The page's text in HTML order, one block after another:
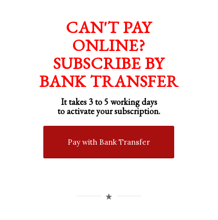
CAN'T PAY
ONLINE?
SUBSCRIBE BY
BANK TRANSFER
It takes 3 to 5 working days
to activate your subscription.
Pay with Bank Transfer